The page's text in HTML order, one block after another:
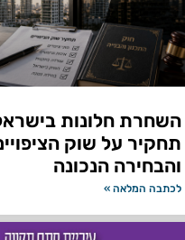
תחקיר על שוק
והבחירה הנכונה
לכתבה המלאה »